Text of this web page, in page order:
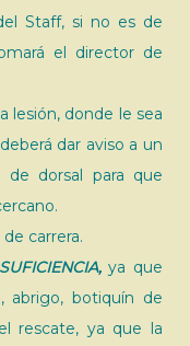
Staff, si no es de
el director de
lesión, donde le sea
dar aviso a un
dorsal para que
carrera.
ya que
abrigo, botiquín de
rescate, ya que la